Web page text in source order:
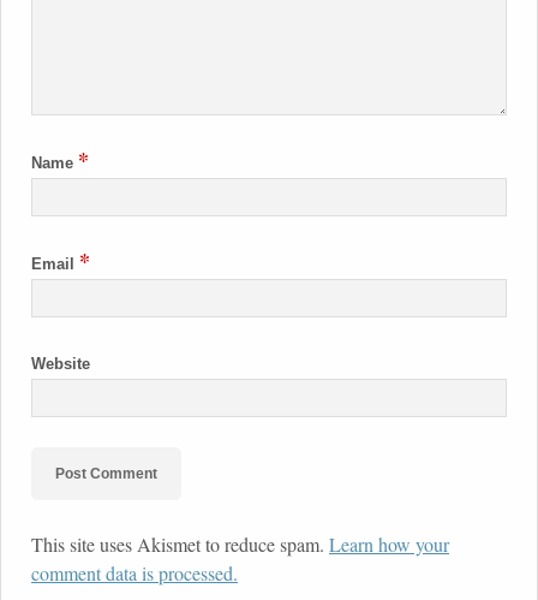
Name *
Email *
Website
This site uses Akismet to reduce spam. Learn how your
comment data is processed.